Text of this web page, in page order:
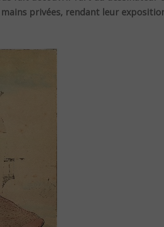
privées, rendant leur